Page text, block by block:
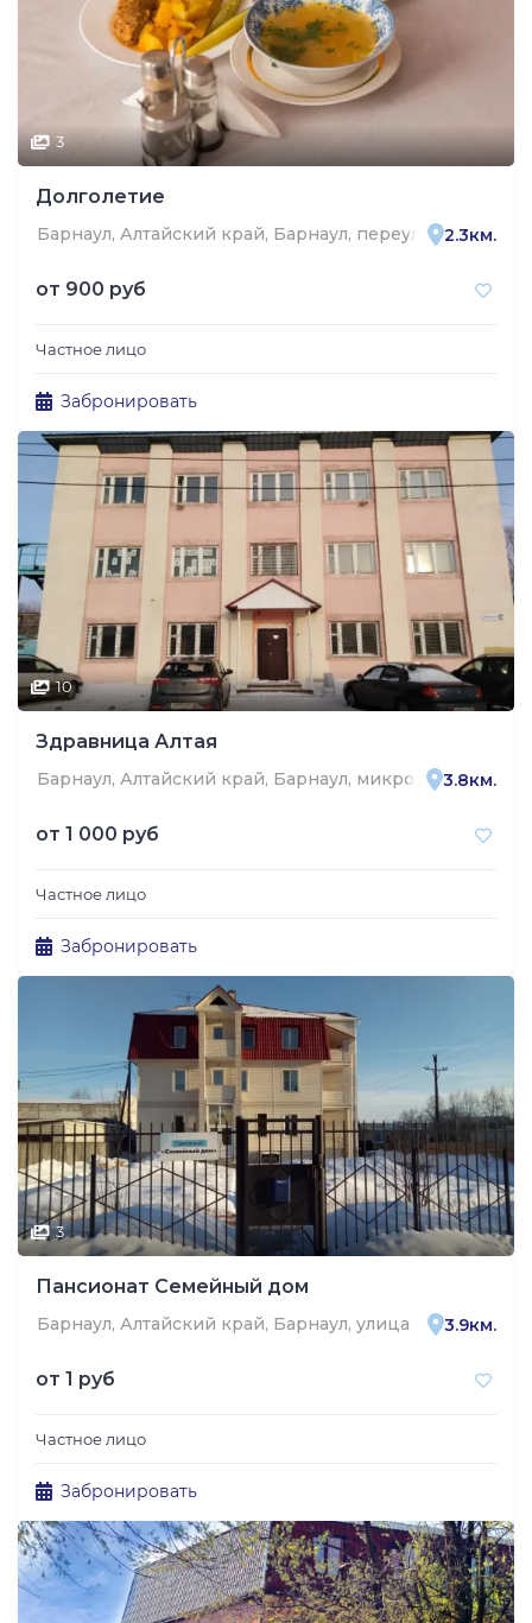
3
Долголетие
Барнаул, Алтайский край, Барнаул, переулок2.3км.
от 900 руб
Частное лицо
Забронировать
10
Здравница Алтая
Барнаул, Алтайский край, Барнаул, микрорайон3.8км.
от 1 000 руб
Частное лицо
Забронировать
3
Пансионат Семейный дом
Барнаул, Алтайский край, Барнаул, улица Кутузова, 2Е
3.9км.
от 1 руб
Частное лицо
Забронировать